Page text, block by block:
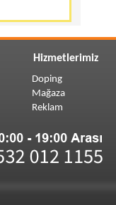
Hizmetlerimiz
Doping
Mağaza
Reklam